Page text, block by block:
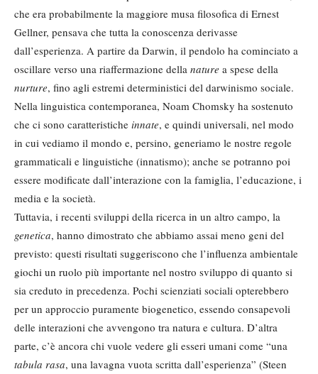
che era probabilmente la maggiore musa filosofica di Ernest
Gellner, pensava che tutta la conoscenza derivasse
dall’esperienza. A partire da Darwin, il pendolo ha cominciato a
oscillare verso una riaffermazione della nature a spese della
nurture, fino agli estremi deterministici del darwinismo sociale.
Nella linguistica contemporanea, Noam Chomsky ha sostenuto
che ci sono caratteristiche innate, e quindi universali, nel modo
in cui vediamo il mondo e, persino, generiamo le nostre regole
grammaticali e linguistiche (innatismo); anche se potranno poi
essere modificate dall’interazione con la famiglia, l’educazione, i
media e la società.
Tuttavia, i recenti sviluppi della ricerca in un altro campo, la
genetica, hanno dimostrato che abbiamo assai meno geni del
previsto: questi risultati suggeriscono che l’influenza ambientale
giochi un ruolo più importante nel nostro sviluppo di quanto si
sia creduto in precedenza. Pochi scienziati sociali opterebbero
per un approccio puramente biogenetico, essendo consapevoli
delle interazioni che avvengono tra natura e cultura. D’altra
parte, c’è ancora chi vuole vedere gli esseri umani come “una
tabula rasa, una lavagna vuota scritta dall’esperienza” (Steen